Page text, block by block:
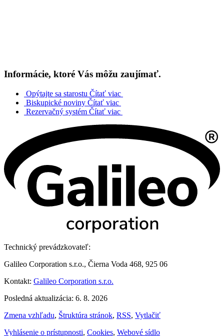
Informácie, ktoré Vás môžu zaujímať.
Opýtajte sa starostu Čítať viac
Biskupické noviny Čítať viac
Rezervačný systém Čítať viac
Technický prevádzkovateľ:
Galileo Corporation s.r.o., Čierna Voda 468, 925 06
Kontakt: Galileo Corporation s.r.o.
Posledná aktualizácia: 6. 8. 2026
Zmena vzhľadu, Štruktúra stránok, RSS, Vytlačiť
Vyhlásenie o prístupnosti, Cookies, Webové sídlo